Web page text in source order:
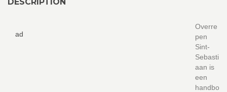
ad
Overre
pen
Sint-
Sebasti
aan is
een
handbo